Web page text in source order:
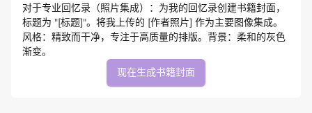
对于专业回忆录（照片集成）：为我的回忆录创建书籍封面，
标题为 "[标题]"。将我上传的 [作者照片] 作为主要图像集成。
风格：精致而干净，专注于高质量的排版。背景：柔和的灰色
渐变。
现在生成书籍封面